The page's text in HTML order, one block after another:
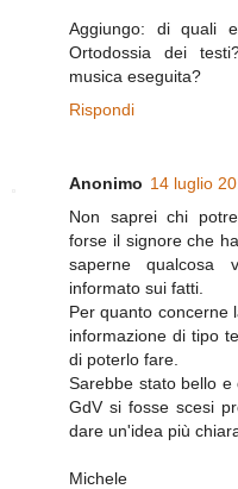
Aggiungo: di quali
Ortodossia dei
musica eseguita?
Rispondi
Anonimo 14 luglio
Non saprei chi
forse il signore che
saperne qualcosa
informato sui fatti.
Per quanto concerne
informazione di tipo
di poterlo fare.
Sarebbe stato bello
GdV si fosse scesi
dare un'idea più
Michele